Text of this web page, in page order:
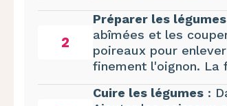
2
Préparer les légumes
abîmées et les
poireaux pour
finement l'oignon. La
Cuire les légumes :